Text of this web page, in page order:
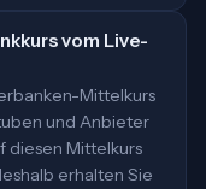
vom Live-
Mittelkurs
und Anbieter
diesen Mittelkurs
erhalten Sie